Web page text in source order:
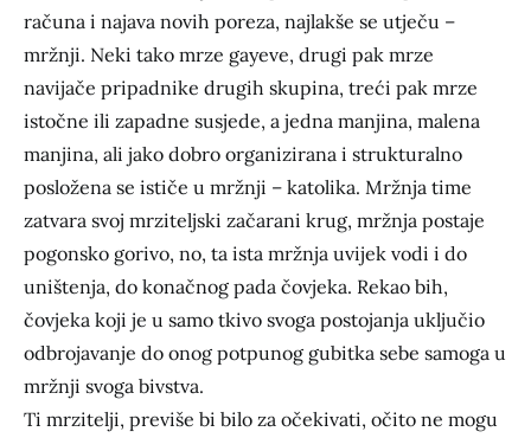
računa i najava novih poreza, najlakše se utječu –
mržnji. Neki tako mrze gayeve, drugi pak mrze
navijače pripadnike drugih skupina, treći pak mrze
istočne ili zapadne susjede, a jedna manjina, malena
manjina, ali jako dobro organizirana i strukturalno
posložena se ističe u mržnji – katolika. Mržnja time
zatvara svoj mrziteljski začarani krug, mržnja postaje
pogonsko gorivo, no, ta ista mržnja uvijek vodi i do
uništenja, do konačnog pada čovjeka. Rekao bih,
čovjeka koji je u samo tkivo svoga postojanja uključio
odbrojavanje do onog potpunog gubitka sebe samoga u
mržnji svoga bivstva.
Ti mrzitelji, previše bi bilo za očekivati, očito ne mogu